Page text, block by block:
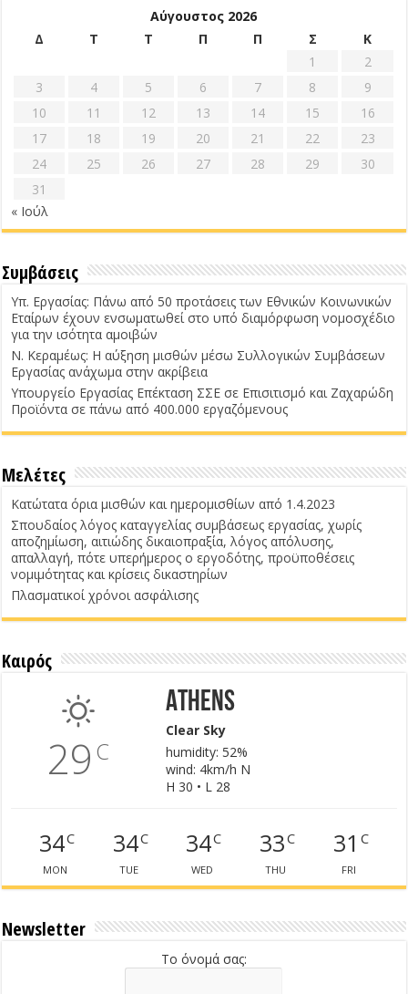
Αύγουστος 2026
Δ
Τ Τ Π Π Σ
Κ
1
2
3
4 5 6 7 8
9
10
11 12 13 14 15
16
17
18 19 20 21 22
23
24
25 26 27 28 29
30
31
« Ιούλ
Συμβάσεις
Υπ. Εργασίας: Πάνω από 50 προτάσεις των Εθνικών Κοινωνικών
Εταίρων έχουν ενσωματωθεί στο υπό διαμόρφωση νομοσχέδιο
για την ισότητα αμοιβών
Ν. Κεραμέως: Η αύξηση μισθών μέσω Συλλογικών Συμβάσεων
Εργασίας ανάχωμα στην ακρίβεια
Υπουργείο Εργασίας Επέκταση ΣΣΕ σε Επισιτισμό και Ζαχαρώδη
Προϊόντα σε πάνω από 400.000 εργαζόμενους
Μελέτες
Κατώτατα όρια μισθών και ημερομισθίων από 1.4.2023
Σπουδαίος λόγος καταγγελίας συμβάσεως εργασίας, χωρίς
αποζημίωση, αιτιώδης δικαιοπραξία, λόγος απόλυσης,
απαλλαγή, πότε υπερήμερος ο εργοδότης, προϋποθέσεις
νομιμότητας και κρίσεις δικαστηρίων
Πλασματικοί χρόνοι ασφάλισης
Καιρός
29 C
Athens
Clear Sky
humidity: 52%
wind: 4km/h N
H 30 • L 28
34C
MON
34C
TUE
34C
WED
33C
THU
31 C
FRI
Newsletter
Το όνομά σας: